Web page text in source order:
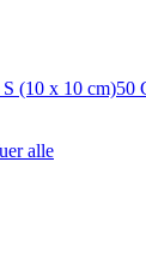
(10 x 10 cm)50
alle